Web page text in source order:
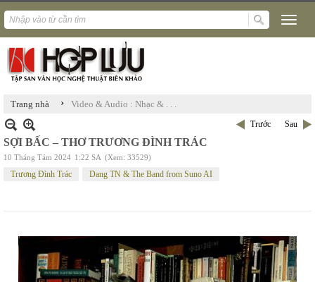
Trang nhà › Video & Audio : Nhạc & . . .
Trước Sau
SỢI BẤC – THƠ TRƯƠNG ĐÌNH TRÁC
10 Tháng Tám 2024 1:22 SA (Xem: 33529)
Trương Đình Trác Dang TN & The Band from Suno AI